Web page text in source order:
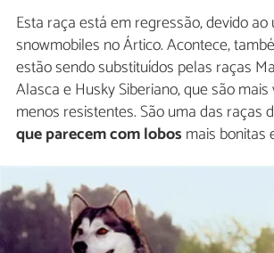
Esta raça está em regressão, devido
snowmobiles no Ártico. Acontece,
estão sendo substituídos pelas raças
Alasca e Husky Siberiano, que são
menos resistentes. São uma das raças
que parecem com lobos mais bonitas